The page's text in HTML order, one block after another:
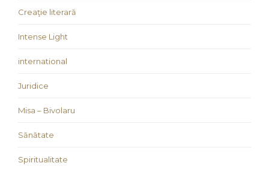
Creaţie literară
Intense Light
international
Juridice
Misa – Bivolaru
Sănătate
Spiritualitate